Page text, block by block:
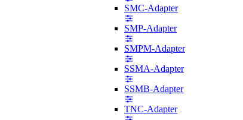
SMC-Adapter
SMP-Adapter
SMPM-Adapter
SSMA-Adapter
SSMB-Adapter
TNC-Adapter